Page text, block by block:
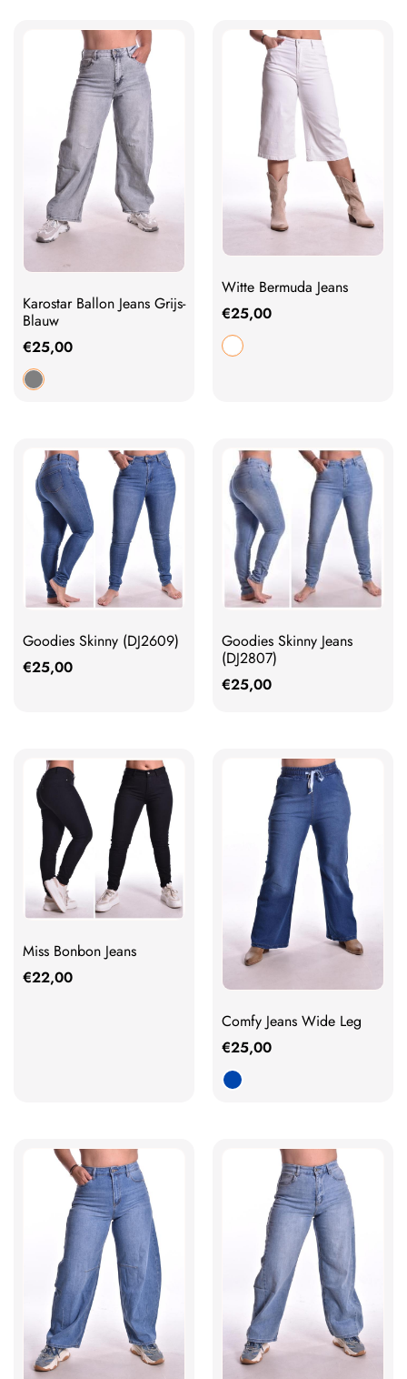
Karostar Ballon Jeans Grijs-
Blauw
€25,00
Witte Bermuda Jeans
€25,00
Goodies Skinny (DJ2609)
€25,00
Goodies Skinny Jeans
(DJ2807)
€25,00
Miss Bonbon Jeans
€22,00
Comfy Jeans Wide Leg
€25,00